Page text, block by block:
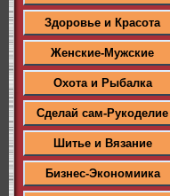
Здоровье и Красота
Женские-Мужские
Охота и Рыбалка
Сделай сам-Рукоделие
Шитье и Вязание
Бизнес-Экономиика